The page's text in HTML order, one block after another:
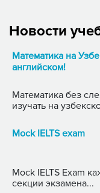
Новости
Математика на
английском!
Математика без
изучать на
Mock IELTS exam
Mock IELTS Exam
секции экзамена...